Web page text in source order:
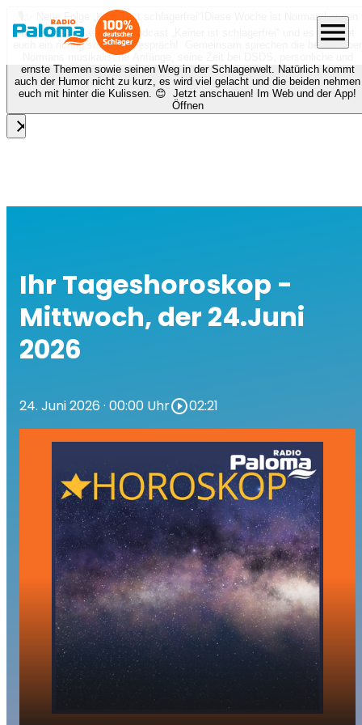
🎙️✨ Neue Folge „Keiner ist schlagerfrei“!
Diese Woche ist Norman Langen
bei Nora zu Gast beim Podcast „Keiner ist schlagerfrei“ und es erwartet
euch ein richtig schönes Gespräch! Gemeinsam sprechen die beiden über
Normans musikalische Anfänge, seine Zeit bei DSDS, persönliche und
ernste Themen sowie seinen Weg in der Schlagerwelt. Natürlich kommt
auch der Humor nicht zu kurz, es wird viel gelacht und die beiden nehmen
euch mit hinter die Kulissen. 😊 Jetzt anschauen! Im Web und der App!
Öffnen
close
menu
Ihr Tageshoroskop -
Mittwoch, der 24.Juni
2026
24. Juni 2026 · 00:00 Uhrplay_circle_outline02:21